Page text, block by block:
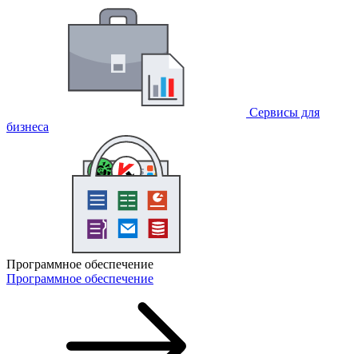
Сервисы для
бизнеса
Программное обеспечение
Программное обеспечение